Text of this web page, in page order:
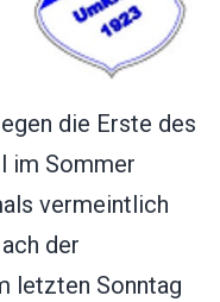
die Erste des
im Sommer
vermeintlich
der
letzten Sonntag